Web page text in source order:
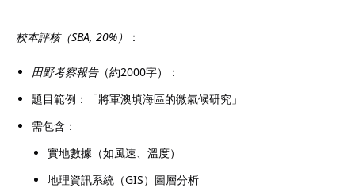
校本評核（SBA, 20%） ：
田野考察報告（約2000字）：
題目範例：「將軍澳填海區的微氣候研究」
需包含：
實地數據（如風速、溫度）
地理資訊系統（GIS）圖層分析